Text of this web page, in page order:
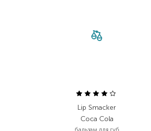
Lip Smacker
Coca Cola
бальзам для губ